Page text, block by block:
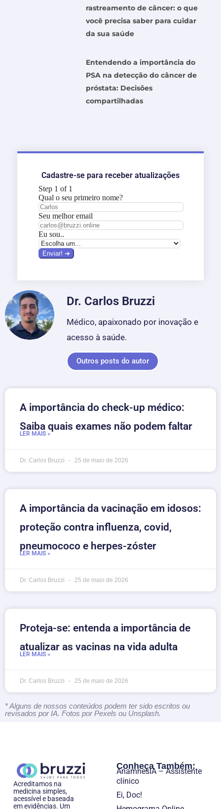
rastreamento de câncer: o que
você precisa saber para cuidar
da sua saúde
Entendendo a importância do
PSA na detecção do câncer de
próstata: Decisões
compartilhadas
Cadastre-se para receber atualizações
Dr. Carlos Bruzzi
Médico, apaixonado por inovação e
acesso à saúde.
Outros posts do autor
A importância do check-up médico:
Saiba quais exames não podem faltar
LER MAIS »
Dr. Carlos Bruzzi 25 de maio de 2026
A importância da vacinação em idosos:
proteção contra influenza, covid,
pneumococo e herpes-zóster
LER MAIS »
Dr. Carlos Bruzzi 25 de maio de 2026
Proteja-se: entenda a importância de
atualizar as vacinas na vida adulta
LER MAIS »
Dr. Carlos Bruzzi 25 de maio de 2026
* Alguns de nossos conteúdos podem ter sido escritos ou
revisados por IA. Fotos por Pexels ou Unsplash.
Acreditamos na
medicina simples,
acessível e baseada
em evidências. Um
Conheça Também:
AnamnesIA – Assistente
clínico
Ei, Doc!